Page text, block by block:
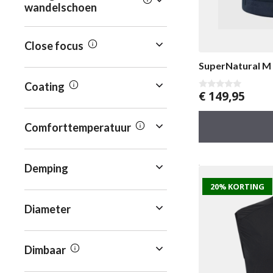
SuperNatural M
0
v
a
€149,95
20% KORTING
wandelschoen
Close focus
Coating
Comforttemperatuur
Demping
Diameter
Dimbaar